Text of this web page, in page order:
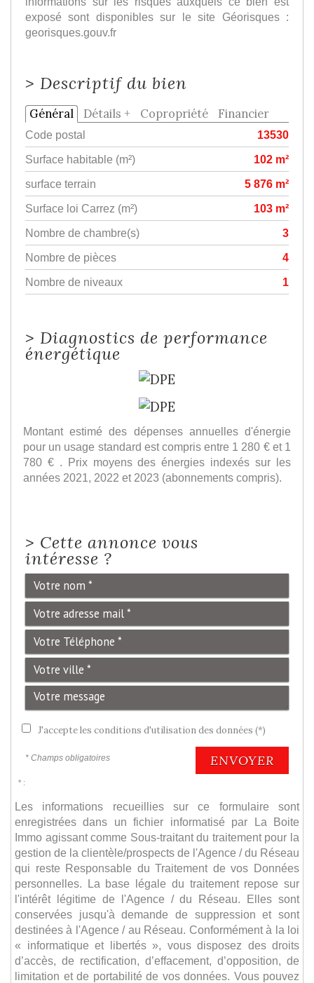
exposé sont disponibles sur le site Géorisques :
georisques.gouv.fr
> Descriptif du bien
Général Détails + Copropriété Financier
Code postal
13530
Surface habitable (m²)
102 m²
surface terrain
5 876 m²
Surface loi Carrez (m²)
103 m²
Nombre de chambre(s)
3
Nombre de pièces
4
Nombre de niveaux
1
> Diagnostics de performance
énergétique
Montant estimé des dépenses annuelles d'énergie
pour un usage standard est compris entre 1 280 € et 1
780 € . Prix moyens des énergies indexés sur les
années 2021, 2022 et 2023 (abonnements compris).
> Cette annonce vous
intéresse ?
J'accepte les conditions d'utilisation des données (*)
* Champs obligatoires ENVOYER
* :
Les informations recueillies sur ce formulaire sont
enregistrées dans un fichier informatisé par La Boite
Immo agissant comme Sous-traitant du traitement pour la
gestion de la clientèle/prospects de l'Agence / du Réseau
qui reste Responsable du Traitement de vos Données
personnelles. La base légale du traitement repose sur
l'intérêt légitime de l'Agence / du Réseau. Elles sont
conservées jusqu'à demande de suppression et sont
destinées à l'Agence / au Réseau. Conformément à la loi
« informatique et libertés », vous disposez des droits
d’accès, de rectification, d’effacement, d’opposition, de
limitation et de portabilité de vos données. Vous pouvez